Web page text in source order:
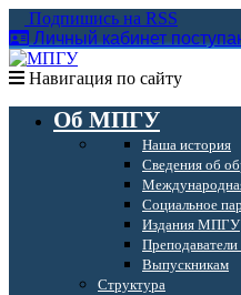
Подпишись на RSS
Личный кабинет
Навигация по сайту
Об МПГУ
Наша история
Сведения об
Социальное
Издания МПГУ
Выпускникам
Структура